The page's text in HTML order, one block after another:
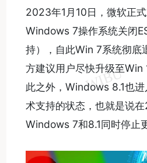
2023年1月10日，微软正
Windows 7操作系统关闭
持），自此Win 7系统彻底
方建议用户尽快升级至Win
此之外，Windows 8.1也
术支持的状态，也就是说
Windows 7和8.1同时停止